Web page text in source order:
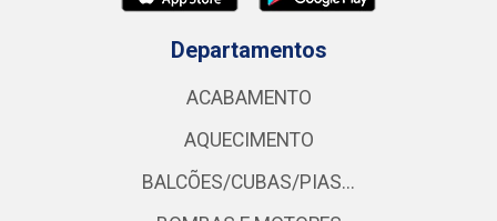
Departamentos
ACABAMENTO
AQUECIMENTO
BALCÕES/CUBAS/PIAS...